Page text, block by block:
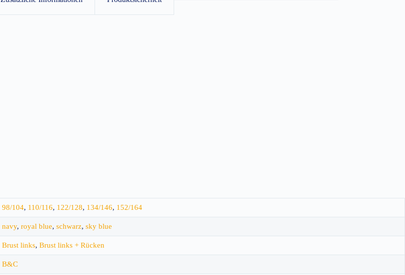
98/104, 110/116, 122/128, 134/146, 152/164
navy, royal blue, schwarz, sky blue
Brust links, Brust links + Rücken
B&C